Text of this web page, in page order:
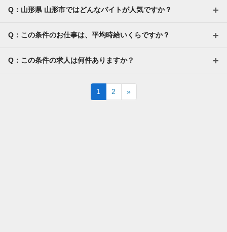
Q：山形県 山形市ではどんなバイトが人気ですか？
Q：この条件のお仕事は、平均時給いくらですか？
Q：この条件の求人は何件ありますか？
1 2 »Next